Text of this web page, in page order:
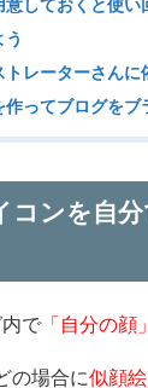
しておくと使い
う
レーターさんに
作ってブログをブ
コンを自
で 「自分の顔」
の場合に似顔絵